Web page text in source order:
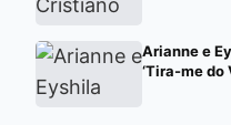
Arianne e
‘Tira-me do